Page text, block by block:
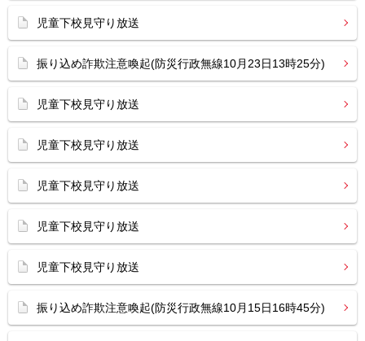
児童下校見守り放送
振り込め詐欺注意喚起(防災行政無線10月23日13時25分)
児童下校見守り放送
児童下校見守り放送
児童下校見守り放送
児童下校見守り放送
児童下校見守り放送
振り込め詐欺注意喚起(防災行政無線10月15日16時45分)